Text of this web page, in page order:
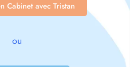
Cabinet avec Tristan
ou